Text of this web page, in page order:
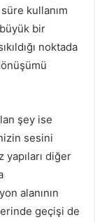
kullanım
bir
noktada
şey ise
sesini
yapıları diğer
alanının
geçişi de